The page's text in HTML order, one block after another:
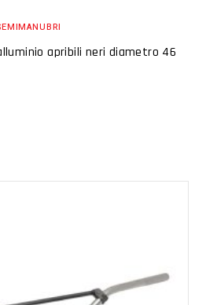
apribili neri diametro 46
AL CARRELLO